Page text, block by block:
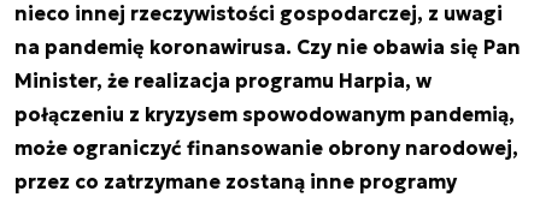
nieco innej rzeczywistości gospodarczej, z uwagi
na pandemię koronawirusa. Czy nie obawia się Pan
Minister, że realizacja programu Harpia, w
połączeniu z kryzysem spowodowanym pandemią,
może ograniczyć finansowanie obrony narodowej,
przez co zatrzymane zostaną inne programy